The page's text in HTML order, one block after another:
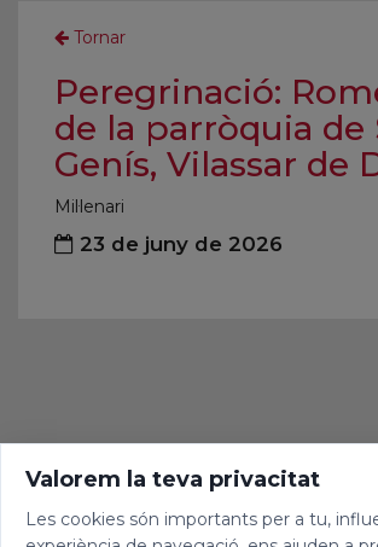
Tornar
Peregrinació:
de la parròquia de
Genís, Vilassar de
Mil·lenari
23 de juny de 2026
Valorem la teva privacitat
Les cookies són importants per a tu,